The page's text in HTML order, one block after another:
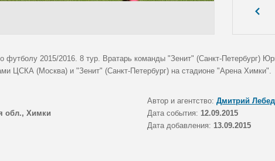
2015/2016. 8 тур. Вратарь команды "Зенит" (Санкт-Петербург)
ЦСКА (Москва) и "Зенит" (Санкт-Петербург) на стадионе "Арена Химки".
Автор и агентство: Дмитрий
обл., Химки Дата события: 12.09.2015
Дата добавления: 13.09.2015